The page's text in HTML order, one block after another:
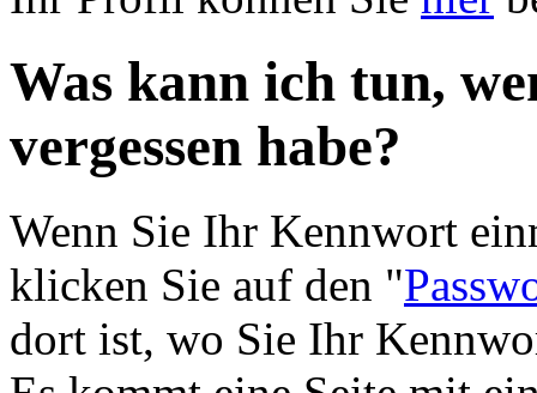
Was kann ich tun,
vergessen habe?
Wenn Sie Ihr Kennwort
klicken Sie auf den "
dort ist, wo Sie Ihr